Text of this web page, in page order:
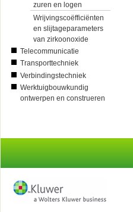
zuren en logen
Wrijvingscoëfficiënten
en slijtageparameters
van zirkoonoxide
Telecommunicatie
Transporttechniek
Verbindingstechniek
Werktuigbouwkundig
ontwerpen en construeren